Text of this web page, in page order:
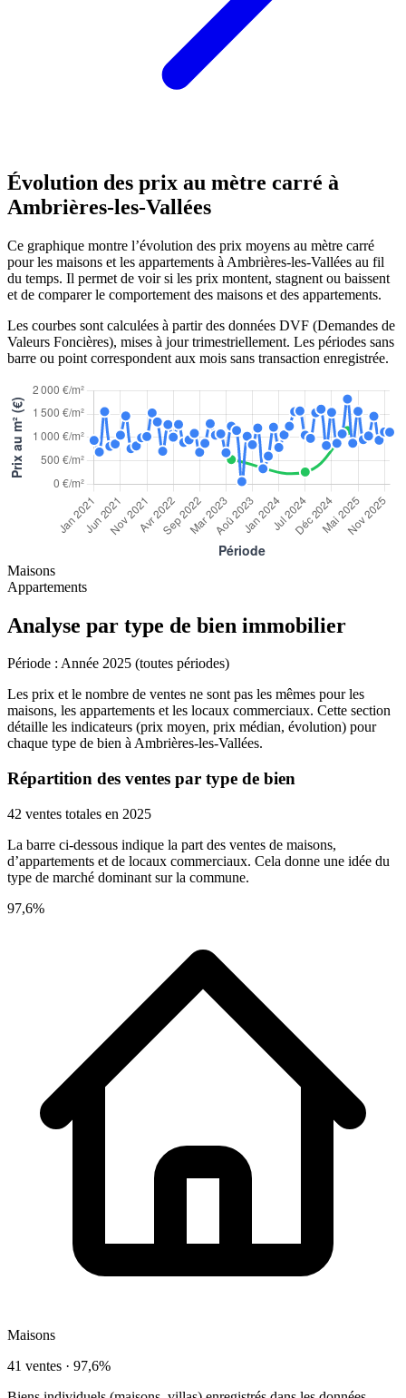
Évolution des prix au mètre carré à
Ambrières-les-Vallées
Ce graphique montre l’évolution des prix moyens au mètre carré
pour les maisons et les appartements à Ambrières-les-Vallées au fil
du temps. Il permet de voir si les prix montent, stagnent ou baissent
et de comparer le comportement des maisons et des appartements.
Les courbes sont calculées à partir des données DVF (Demandes de
Valeurs Foncières), mises à jour trimestriellement. Les périodes sans
barre ou point correspondent aux mois sans transaction enregistrée.
Maisons
Appartements
Analyse par type de bien immobilier
Période : Année 2025 (toutes périodes)
Les prix et le nombre de ventes ne sont pas les mêmes pour les
maisons, les appartements et les locaux commerciaux. Cette section
détaille les indicateurs (prix moyen, prix médian, évolution) pour
chaque type de bien à Ambrières-les-Vallées.
Répartition des ventes par type de bien
42 ventes totales en 2025
La barre ci-dessous indique la part des ventes de maisons,
d’appartements et de locaux commerciaux. Cela donne une idée du
type de marché dominant sur la commune.
97,6%
Maisons
41 ventes · 97,6%